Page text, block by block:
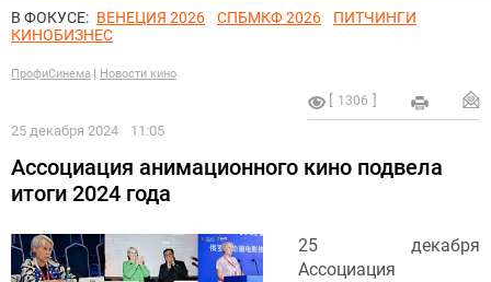
В ФОКУСЕ: ВЕНЕЦИЯ 2026 СПБМКФ 2026
ПИТЧИНГИ
КИНОБИЗНЕС
ПрофиСинема Новости кино
1306
25 декабря 2024 11:05
Ассоциация анимационного кино подвела
итоги 2024 года
25 декабря
Ассоциация